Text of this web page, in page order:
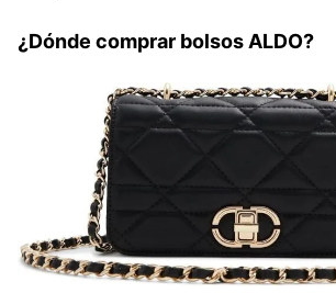
¿Dónde comprar bolsos ALDO?